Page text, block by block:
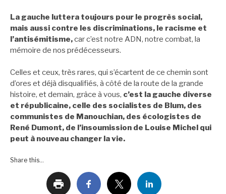
La gauche luttera toujours pour le progrès social,
mais aussi contre les discriminations, le racisme et
l’antisémitisme,car c’est notre ADN, notre combat, la
mémoire de nos prédécesseurs.
Celles et ceux, très rares, qui s’écartent de ce chemin sont
d’ores et déjà disqualifiés, à côté de la route de la grande
histoire, et demain, grâce à vous, c’est la gauche diverse
et républicaine, celle des socialistes de Blum, des
communistes de Manouchian, des écologistes de
René Dumont, de l’insoumission de Louise Michel qui
peut à nouveau changer la vie.
Share this...